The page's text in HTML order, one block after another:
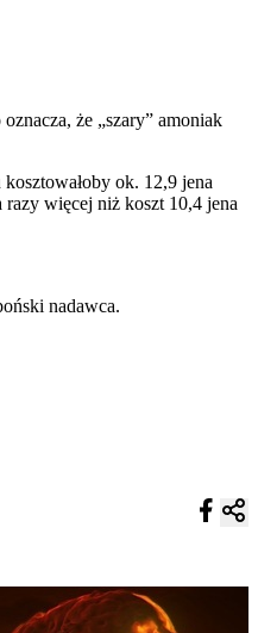
że „szary” amoniak
ok. 12,9 jena
więcej niż koszt 10,4 jena
nadawca.